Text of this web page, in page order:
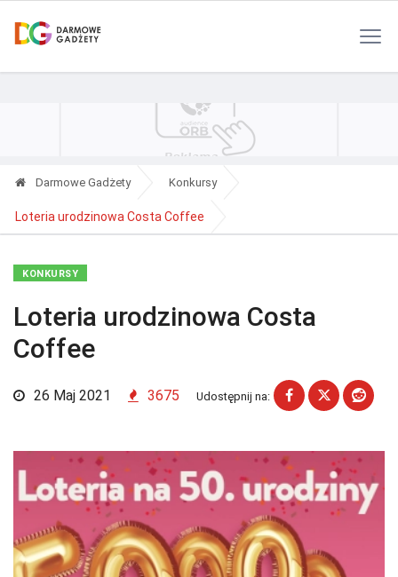
Darmowe Gadżety Konkursy
Loteria urodzinowa Costa Coffee
KONKURSY
Loteria urodzinowa Costa
Coffee
26 Maj 2021 3675 Udostępnij na: